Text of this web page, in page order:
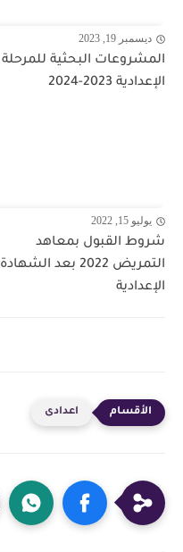
ديسمبر 19, 2023
المشروعات البحثية للمرحلة
الإعدادية 2023-2024
يوليو 15, 2022
شروط القبول بمعاهد
التمريض 2022 بعد الشهادة
الإعدادية
اعدادى